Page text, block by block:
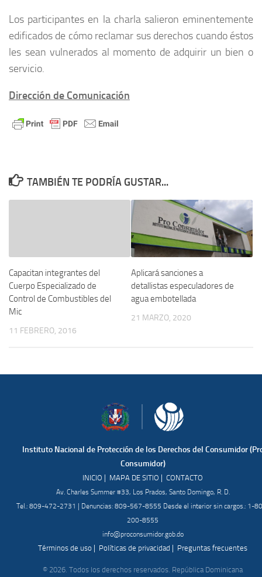
Los participantes en la charla salieron eminentemente
edificados de cómo reclamar sus derechos cuando éstos
les sean vulnerados al momento de adquirir un bien o
servicio.
Dirección de Comunicación
TAMBIÉN TE PODRÍA GUSTAR...
Capacitan integrantes del
Cuerpo Especializado de
Control de Combustibles del
Mic
11 FEBRERO, 2016
Aplicará sanciones a
detallistas especuladores de
agua embotellada
21 MARZO, 2020
Instituto Nacional de Protección de los Derechos del Consumidor
Consumidor)
INICIO | MAPA DE SITIO | CONTACTO
Av. Charles Summer #33, Los Prados, Santo Domingo, R. D.
Tel.: 809-472-2731 | Denuncias: 809-567-8555 Desde el interior sin cargos.: 1-
200-8555
info@proconsumidor.gob.do
Términos de uso | Políticas de privacidad | Preguntas frecuentes
© 2026. Todos los derechos reservados. República Dominicana